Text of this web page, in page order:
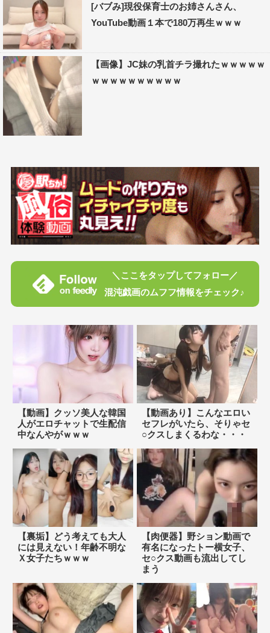
[バブみ]現役保育士のお姉さんさん、
YouTube動画１本で180万再生ｗｗｗ
【画像】JC妹の乳首チラ撮れたｗｗｗｗｗ
ｗｗｗｗｗｗｗｗｗｗ
＼ここをタップしてフォロー／
混沌戯画のムフフ情報をチェック♪
【動画】クッソ美人な韓国
人がエロチャットで生配信
中なんやがｗｗｗ
【動画あり】こんなエロい
セフレがいたら、そりゃセ
○クスしまくるわな・・・
【裏垢】どう考えても大人
には見えない！年齢不明な
Ｘ女子たちｗｗｗ
【肉便器】野ション動画で
有名になったトー横女子、
セ○クス動画も流出してし
まう